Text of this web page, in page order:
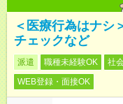
＜医療行為はナシ
チェックなど
派遣 職種未経験OK 社
WEB登録・面接OK